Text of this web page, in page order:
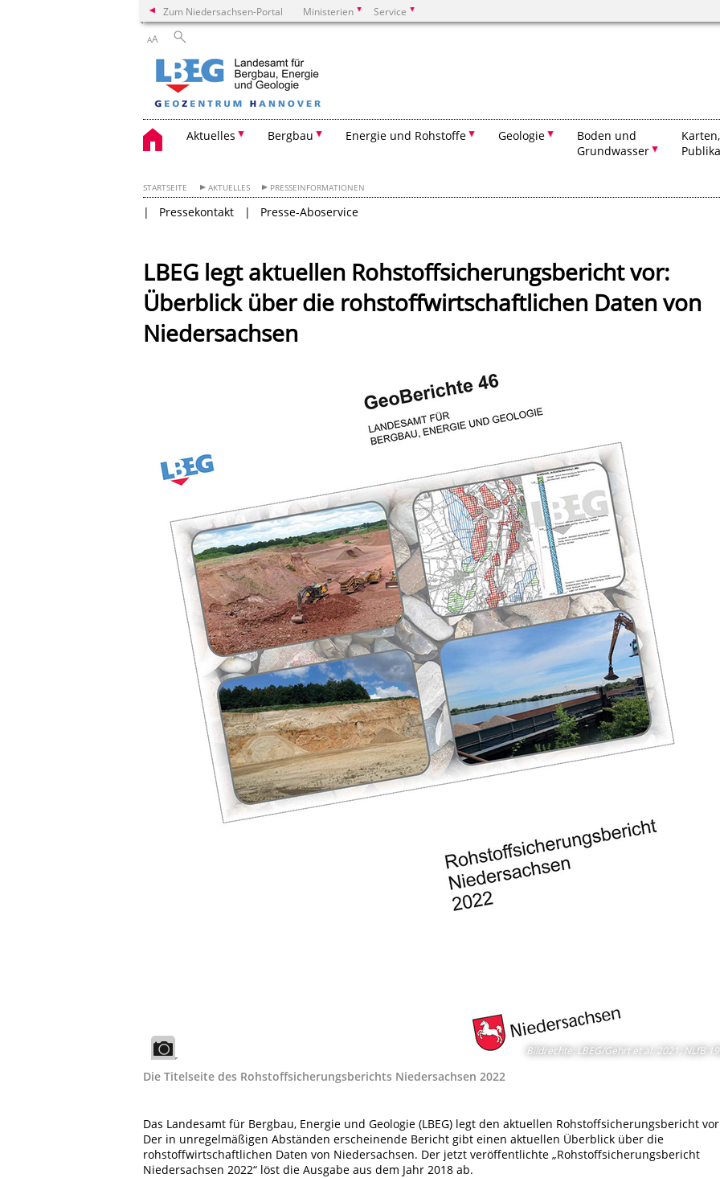
Zum Niedersachsen-Portal Ministerien Service
AA
Aktuelles Bergbau Energie und Rohstoffe Geologie
Boden und
Grundwasser
STARTSEITE AKTUELLES PRESSEINFORMATIONEN
Pressekontakt Presse-Aboservice
LBEG legt aktuellen Rohstoffsicherungsbericht vor:
Überblick über die rohstoffwirtschaftlichen Daten von
Niedersachsen
Bildrechte: LBEG/Gehrt et al. 2021; NLfB
Die Titelseite des Rohstoffsicherungsberichts Niedersachsen 2022
Das Landesamt für Bergbau, Energie und Geologie (LBEG) legt den aktuellen Rohstoffsicherungsbericht
Der in unregelmäßigen Abständen erscheinende Bericht gibt einen aktuellen Überblick über die
rohstoffwirtschaftlichen Daten von Niedersachsen. Der jetzt veröffentlichte „Rohstoffsicherungsbericht
Niedersachsen 2022“ löst die Ausgabe aus dem Jahr 2018 ab.